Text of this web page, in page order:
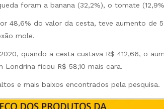
foram a banana (32,2%), o tomate
48,6% do valor da cesta, teve aumento de
mole.
quando a cesta custava R$ 412,66, o
Londrina ficou R$ 58,10 mais cara.
e mais baixos encontrados pela pesquisa.